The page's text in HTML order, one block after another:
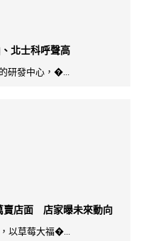
北士科呼聲高
研發中心，�...
賣店面 店家曝未來動向
以草莓大福�...